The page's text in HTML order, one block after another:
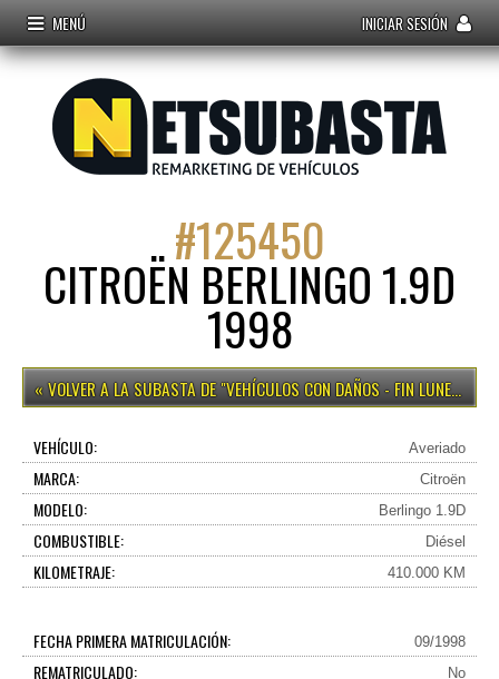
MENÚ INICIAR SESIÓN
#125450
CITROËN BERLINGO 1.9D
1998
VEHÍCULOS CON DAÑOS - FIN LUNES 15H
VEHÍCULO: Averiado
MARCA: Citroën
MODELO: Berlingo 1.9D
COMBUSTIBLE: Diésel
KILOMETRAJE: 410.000 KM
FECHA PRIMERA MATRICULACIÓN: 09/1998
REMATRICULADO: No